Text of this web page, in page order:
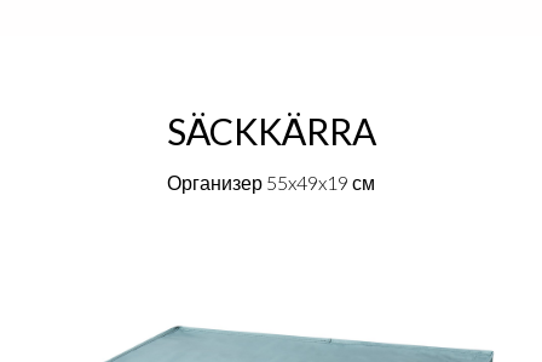
SÄCKKÄRRA
Организер 55x49x19 см